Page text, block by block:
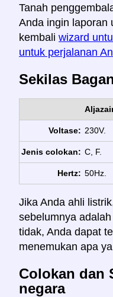
Tanah
Anda ingin laporan
kembali wizard
untuk perjalanan
Sekilas
Voltase: 230V.
Jenis colokan: C, F.
Hertz: 50Hz.
Jika Anda ahli
sebelumnya
tidak, Anda dapat
menemukan apa
Colokan dan
negara